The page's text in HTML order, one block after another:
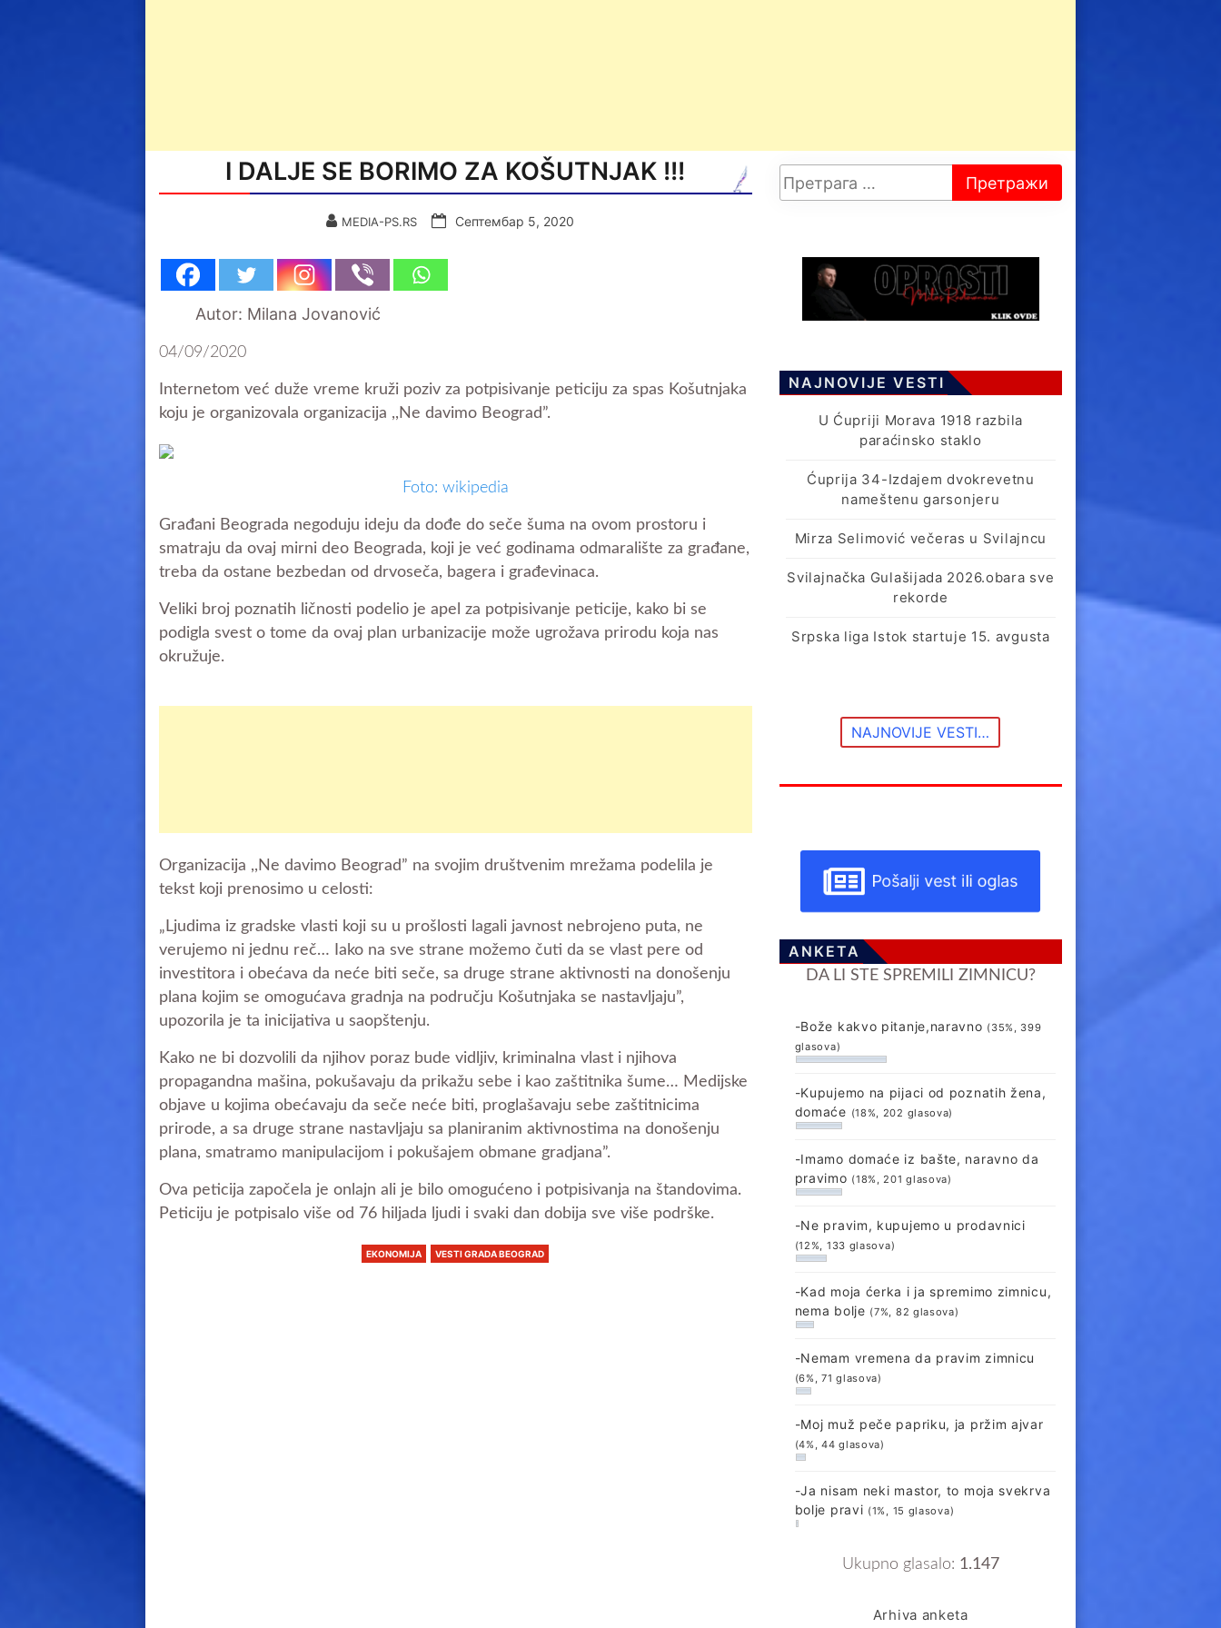
I DALJE SE BORIMO ZA KOŠUTNJAK !!!
MEDIA-PS.RS Септембар 5, 2020
Autor: Milana Jovanović
04/09/2020
Internetom već duže vreme kruži poziv za potpisivanje peticiju za spas Košutnjaka
koju je organizovala organizacija ,,Ne davimo Beograd”.
Foto: wikipedia
Građani Beograda negoduju ideju da dođe do seče šuma na ovom prostoru i
smatraju da ovaj mirni deo Beograda, koji je već godinama odmaralište za građane,
treba da ostane bezbedan od drvoseča, bagera i građevinaca.
Veliki broj poznatih ličnosti podelio je apel za potpisivanje peticije, kako bi se
podigla svest o tome da ovaj plan urbanizacije može ugrožava prirodu koja nas
okružuje.
Organizacija ,,Ne davimo Beograd” na svojim društvenim mrežama podelila je
tekst koji prenosimo u celosti:
„Ljudima iz gradske vlasti koji su u prošlosti lagali javnost nebrojeno puta, ne
verujemo ni jednu reč… Iako na sve strane možemo čuti da se vlast pere od
investitora i obećava da neće biti seče, sa druge strane aktivnosti na donošenju
plana kojim se omogućava gradnja na području Košutnjaka se nastavljaju”,
upozorila je ta inicijativa u saopštenju.
Kako ne bi dozvolili da njihov poraz bude vidljiv, kriminalna vlast i njihova
propagandna mašina, pokušavaju da prikažu sebe i kao zaštitnika šume… Medijske
objave u kojima obećavaju da seče neće biti, proglašavaju sebe zaštitnicima
prirode, a sa druge strane nastavljaju sa planiranim aktivnostima na donošenju
plana, smatramo manipulacijom i pokušajem obmane gradjana”.
Ova peticija započela je onlajn ali je bilo omogućeno i potpisivanja na štandovima.
Peticiju je potpisalo više od 76 hiljada ljudi i svaki dan dobija sve više podrške.
EKONOMIJA VESTI GRADA BEOGRAD
NAJNOVIJE VESTI
U Ćupriji Morava 1918 razbila
paraćinsko staklo
Ćuprija 34-Izdajem dvokrevetnu
nameštenu garsonjeru
Mirza Selimović večeras u Svilajncu
Svilajnačka Gulašijada 2026.obara sve
rekorde
Srpska liga Istok startuje 15. avgusta
NAJNOVIJE VESTI…
Pošalji vest ili oglas
ANKETA
DA LI STE SPREMILI ZIMNICU?
-Bože kakvo pitanje,naravno (35%, 399
glasova)
-Kupujemo na pijaci od poznatih žena,
domaće (18%, 202 glasova)
-Imamo domaće iz bašte, naravno da
pravimo (18%, 201 glasova)
-Ne pravim, kupujemo u prodavnici
(12%, 133 glasova)
-Kad moja ćerka i ja spremimo zimnicu,
nema bolje (7%, 82 glasova)
-Nemam vremena da pravim zimnicu
(6%, 71 glasova)
-Moj muž peče papriku, ja pržim ajvar
(4%, 44 glasova)
-Ja nisam neki mastor, to moja svekrva
bolje pravi (1%, 15 glasova)
Ukupno glasalo: 1.147
Arhiva anketa